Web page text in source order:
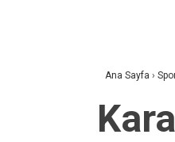
Ana Sayfa ›